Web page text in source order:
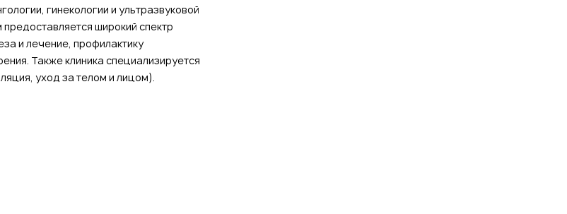
гинекологии и ультразвуковой
широкий спектр
и лечение, профилактику
Также клиника специализируется
уход за телом и лицом).